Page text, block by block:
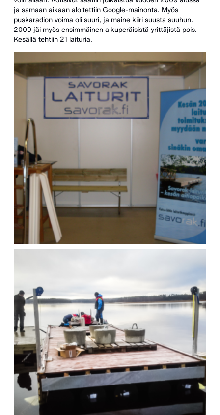
ja samaan aikaan aloitettiin Google-mainonta. Myös
puskaradion voima oli suuri, ja maine kiiri suusta suuhun.
2009 jäi myös ensimmäinen alkuperäisistä yrittäjistä pois.
Kesällä tehtiin 21 laituria.